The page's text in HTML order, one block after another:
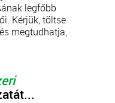
legfőbb
Kérjük, töltse
megtudhatja,